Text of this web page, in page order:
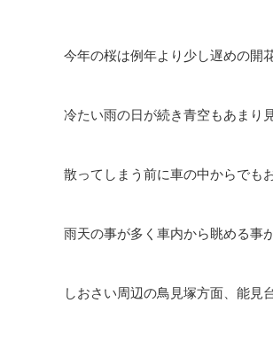
今年の桜は例年より少し遅めの開花
冷たい雨の日が続き青空もあまり
散ってしまう前に車の中からでも
雨天の事が多く車内から眺める事
しおさい周辺の鳥見塚方面、能見